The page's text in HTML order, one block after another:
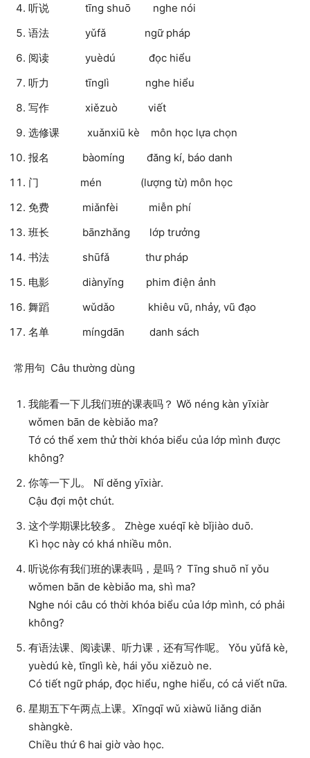
听说 tīng shuō nghe nói
语法 yǔfǎ ngữ pháp
阅读 yuèdú đọc hiểu
听力 tīnglì nghe hiểu
写作 xiězuò viết
选修课 xuǎnxiū kè môn học lựa chọn
报名 bàomíng đăng kí, báo danh
门 mén (lượng từ) môn học
免费 miǎnfèi miễn phí
班长 bānzhǎng lớp trưởng
书法 shūfǎ thư pháp
电影 diànyǐng phim điện ảnh
舞蹈 wǔdǎo khiêu vũ, nhảy, vũ đạo
名单 míngdān danh sách
常用句 Câu thường dùng
我能看一下儿我们班的课表吗？ Wǒ néng kàn yīxiàr
wǒmen bān de kèbiǎo ma?
Tớ có thể xem thử thời khóa biểu của lớp mình được
không?
你等一下儿。 Nǐ děng yīxiàr.
Cậu đợi một chút.
这个学期课比较多。 Zhège xuéqī kè bǐjiào duō.
Kì học này có khá nhiều môn.
听说你有我们班的课表吗，是吗？ Tīng shuō nǐ yǒu
wǒmen bān de kèbiǎo ma, shì ma?
Nghe nói câu có thời khóa biểu của lớp mình, có phải
không?
有语法课、阅读课、听力课，还有写作呢。 Yǒu yǔfǎ kè,
yuèdú kè, tīnglì kè, hái yǒu xiězuò ne.
Có tiết ngữ pháp, đọc hiểu, nghe hiểu, có cả viết nữa.
星期五下午两点上课。Xīngqī wǔ xiàwǔ liǎng diǎn
shàngkè.
Chiều thứ 6 hai giờ vào học.